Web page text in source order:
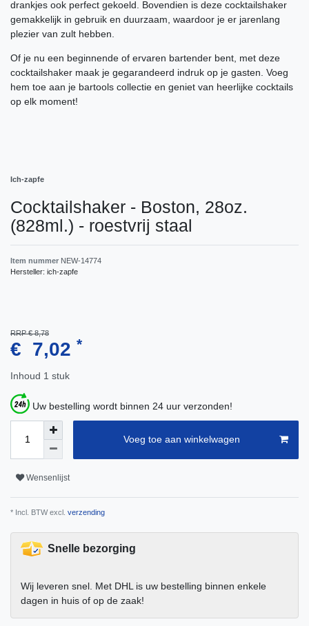
drankjes ook perfect gekoeld. Bovendien is deze cocktailshaker
gemakkelijk in gebruik en duurzaam, waardoor je er jarenlang
plezier van zult hebben.
Of je nu een beginnende of ervaren bartender bent, met deze
cocktailshaker maak je gegarandeerd indruk op je gasten. Voeg
hem toe aan je bartools collectie en geniet van heerlijke cocktails
op elk moment!
Ich-zapfe
Cocktailshaker - Boston, 28oz.
(828ml.) - roestvrij staal
Item nummer NEW-14774
Hersteller: ich-zapfe
RRP € 8,78
€ 7,02 *
Inhoud 1 stuk
Uw bestelling wordt binnen 24 uur verzonden!
Voeg toe aan winkelwagen
Wensenlijst
* Incl. BTW excl. verzending
Snelle bezorging
Wij leveren snel. Met DHL is uw bestelling binnen enkele
dagen in huis of op de zaak!